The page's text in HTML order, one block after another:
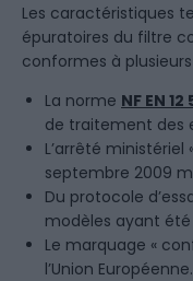
Les caractéristiques
épuratoires du filtre
conformes à
La norme NF EN
de traitement des
L’arrêté
septembre 2009
Du protocole
modèles ayant
Le marquage «
l’Union Européenne.